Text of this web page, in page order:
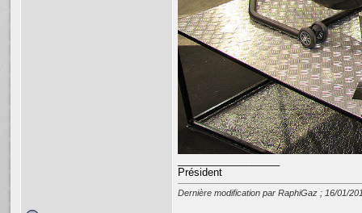
Président
Dernière modification par RaphiGaz ; 16/01/